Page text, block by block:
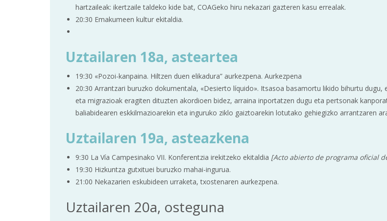
hartzaileak: ikertzaile taldeko kide bat, COAGeko hiru nekazari gazteren kasu errealak.
20:30 Emakumeen kultur ekitaldia.
Uztailaren 18a, asteartea
19:30 «Pozoi-kanpaina. Hiltzen duen elikadura” aurkezpena. Aurkezpena
20:30 Arrantzari buruzko dokumentala, «Desierto líquido». Itsasoa basamortu likido bihurtu
eta migrazioak eragiten dituzten akordioen bidez, arraina inportatzen dugu eta pertsonak
baliabidearen eskkilmazioarekin eta inguruko ziklo gaiztoarekin lotutako gehiegizko arrantzaren
Uztailaren 19a, asteazkena
9:30 La Vía Campesinako VII. Konferentzia irekitzeko ekitaldia [Acto abierto de programa oficial
19:30 Hizkuntza gutxituei buruzko mahai-ingurua.
21:00 Nekazarien eskubideen urraketa, txostenaren aurkezpena.
Uztailaren 20a, osteguna